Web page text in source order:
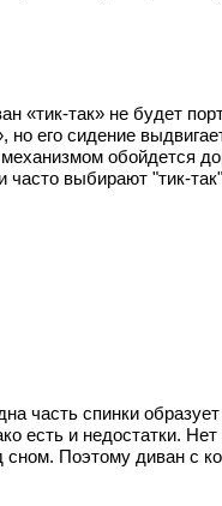
«тик-так» не будет
его сидение
обойдется
часто выбирают "тик-
часть спинки
есть и недостатки.
Поэтому диван с